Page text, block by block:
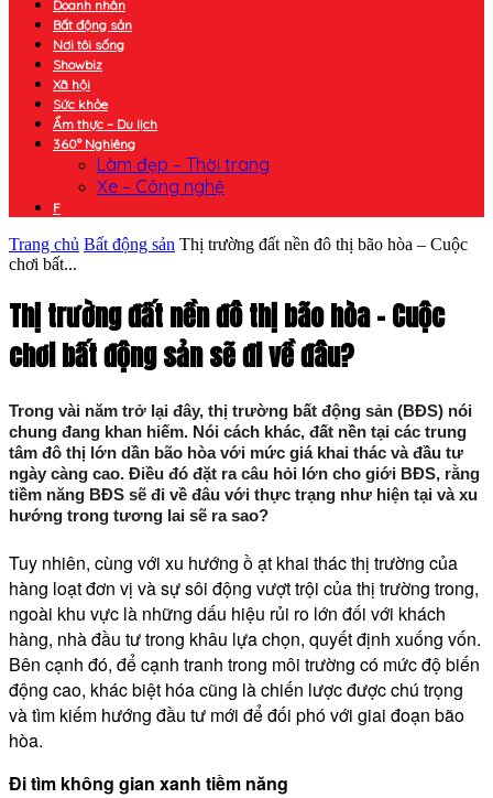
Doanh nhân
Bất động sản
Nơi tôi sống
Showbiz
Xã hội
Sức khỏe
Ẩm thực – Du lịch
360° Nghiêng
Làm đẹp – Thời trang
Xe – Công nghệ
F
Trang chủ Bất động sản Thị trường đất nền đô thị bão hòa – Cuộc
chơi bất...
Thị trường đất nền đô thị bão hòa – Cuộc
chơi bất động sản sẽ đi về đâu?
Trong vài năm trở lại đây, thị trường bất động sản (BĐS) nói
chung đang khan hiếm. Nói cách khác, đất nền tại các trung
tâm đô thị lớn dần bão hòa với mức giá khai thác và đầu tư
ngày càng cao. Điều đó đặt ra câu hỏi lớn cho giới BĐS, rằng
tiềm năng BĐS sẽ đi về đâu với thực trạng như hiện tại và xu
hướng trong tương lai sẽ ra sao?
Tuy nhiên, cùng với xu hướng ồ ạt khai thác thị trường của
hàng loạt đơn vị và sự sôi động vượt trội của thị trường trong,
ngoài khu vực là những dấu hiệu rủi ro lớn đối với khách
hàng, nhà đầu tư trong khâu lựa chọn, quyết định xuống vốn.
Bên cạnh đó, để cạnh tranh trong môi trường có mức độ biến
động cao, khác biệt hóa cũng là chiến lược được chú trọng
và tìm kiếm hướng đầu tư mới để đối phó với giai đoạn bão
hòa.
Đi tìm không gian xanh tiềm năng